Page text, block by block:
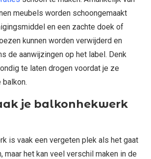
meubels worden schoongemaakt
en een zachte doek of
kunnen worden verwijderd en
de aanwijzingen op het label. Denk
te laten drogen voordat je ze
je balkonhekwerk
is vaak een vergeten plek als het gaat
maar het kan veel verschil maken in de